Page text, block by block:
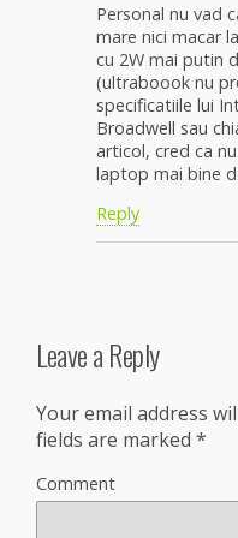
Personal nu vad
mare nici macar
cu 2W mai putin
(ultraboook nu
specificatiile lui
Broadwell sau
articol, cred ca
laptop mai bine
Reply
Leave a Reply
Your email address
fields are marked *
Comment